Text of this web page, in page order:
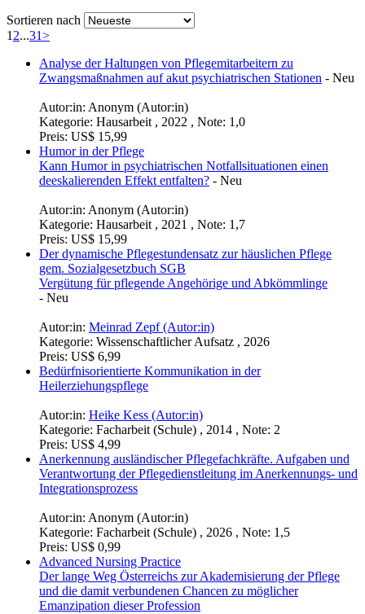
Sortieren nach
1 2...31>
Analyse der Haltungen von Pflegemitarbeitern zu
Zwangsmaßnahmen auf akut psychiatrischen Stationen - Neu
Autor:in: Anonym (Autor:in)
Kategorie: Hausarbeit , 2022 , Note: 1,0
Preis: US$ 15,99
Humor in der Pflege
Kann Humor in psychiatrischen Notfallsituationen einen
deeskalierenden Effekt entfalten? - Neu
Autor:in: Anonym (Autor:in)
Kategorie: Hausarbeit , 2021 , Note: 1,7
Preis: US$ 15,99
Der dynamische Pflegestundensatz zur häuslichen Pflege
gem. Sozialgesetzbuch SGB
Vergütung für pflegende Angehörige und Abkömmlinge
- Neu
Autor:in: Meinrad Zepf (Autor:in)
Kategorie: Wissenschaftlicher Aufsatz , 2026
Preis: US$ 6,99
Bedürfnisorientierte Kommunikation in der
Heilerziehungspflege
Autor:in: Heike Kess (Autor:in)
Kategorie: Facharbeit (Schule) , 2014 , Note: 2
Preis: US$ 4,99
Anerkennung ausländischer Pflegefachkräfte. Aufgaben und
Verantwortung der Pflegedienstleitung im Anerkennungs- und
Integrationsprozess
Autor:in: Anonym (Autor:in)
Kategorie: Facharbeit (Schule) , 2026 , Note: 1,5
Preis: US$ 0,99
Advanced Nursing Practice
Der lange Weg Österreichs zur Akademisierung der Pflege
und die damit verbundenen Chancen zu möglicher
Emanzipation dieser Profession